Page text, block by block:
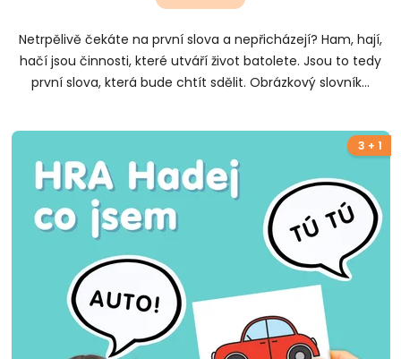
Netrpělivě čekáte na první slova a nepřicházejí? Ham, hají,
hačí jsou činnosti, které utváří život batolete. Jsou to tedy
první slova, která bude chtít sdělit. Obrázkový slovník...
3 + 1